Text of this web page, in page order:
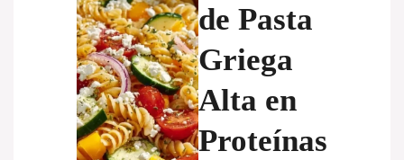
de Pasta
Griega
Alta en
Proteínas